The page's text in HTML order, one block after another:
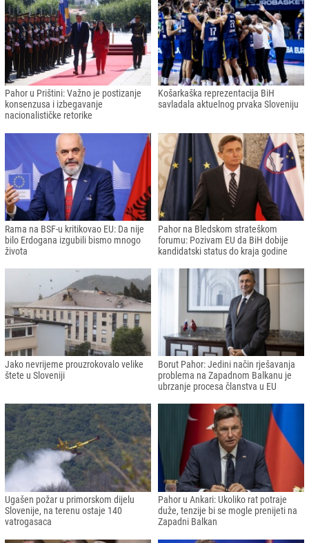
Pahor u Prištini: Važno je postizanje
konsenzusa i izbegavanje
nacionalističke retorike
Košarkaška reprezentacija BiH
savladala aktuelnog prvaka Sloveniju
Rama na BSF-u kritikovao EU: Da nije
bilo Erdogana izgubili bismo mnogo
života
Pahor na Bledskom strateškom
forumu: Pozivam EU da BiH dobije
kandidatski status do kraja godine
Jako nevrijeme prouzrokovalo velike
štete u Sloveniji
Borut Pahor: Jedini način rješavanja
problema na Zapadnom Balkanu je
ubrzanje procesa članstva u EU
Ugašen požar u primorskom dijelu
Slovenije, na terenu ostaje 140
vatrogasaca
Pahor u Ankari: Ukoliko rat potraje
duže, tenzije bi se mogle prenijeti na
Zapadni Balkan